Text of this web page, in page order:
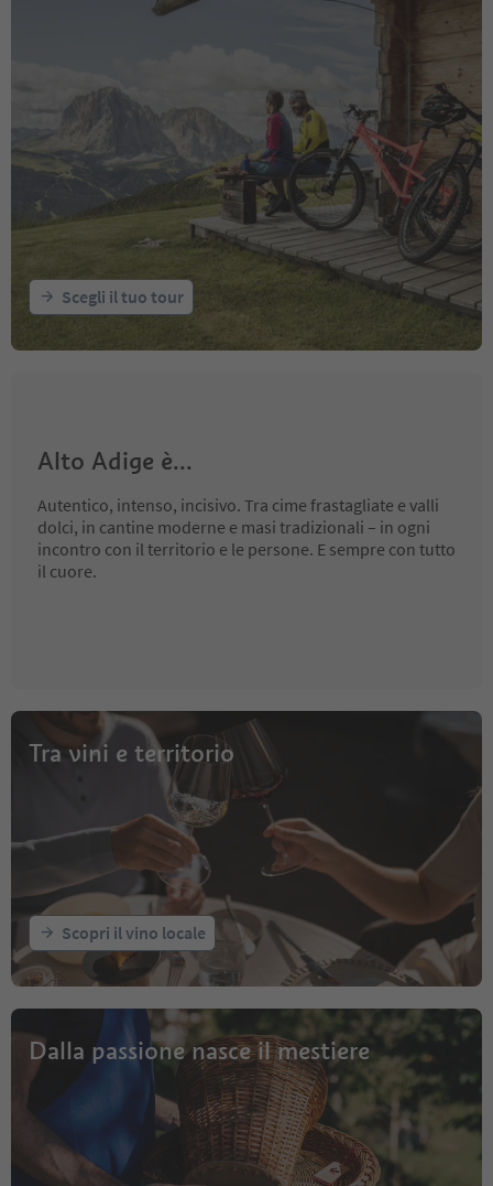
Scegli il tuo tour
Alto Adige è...
Autentico, intenso, incisivo. Tra cime frastagliate e valli
dolci, in cantine moderne e masi tradizionali – in ogni
incontro con il territorio e le persone. E sempre con tutto
il cuore.
Tra vini e territorio
Scopri il vino locale
Dalla passione nasce il mestiere